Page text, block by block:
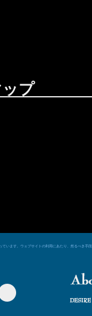
ップ
います。ウェブサイトの利用にあたり、然るべき